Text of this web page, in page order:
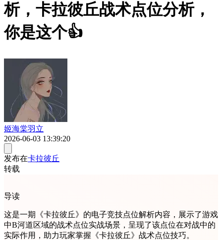
析，卡拉彼丘战术点位分析，
你是这个👍
姬海棠羽立
2026-06-03 13:39:20
发布在卡拉彼丘
转载
导读
这是一期《卡拉彼丘》的电子竞技点位解析内容，展示了游戏
中B河道区域的战术点位实战场景，呈现了该点位在对战中的
实际作用，助力玩家掌握《卡拉彼丘》战术点位技巧。